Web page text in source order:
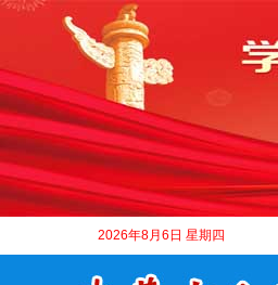
2026年8月6日 星期四